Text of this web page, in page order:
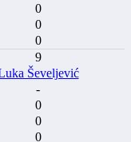
0
0
0
9
Ševeljević
-
0
0
0